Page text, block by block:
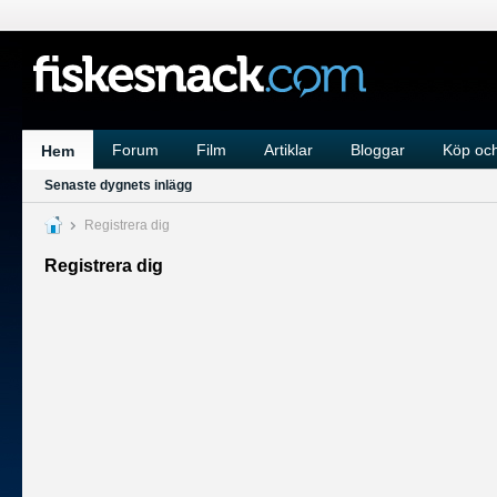
Hem Forum Film Artiklar Bloggar Köp
Senaste dygnets inlägg
Registrera dig
Registrera dig